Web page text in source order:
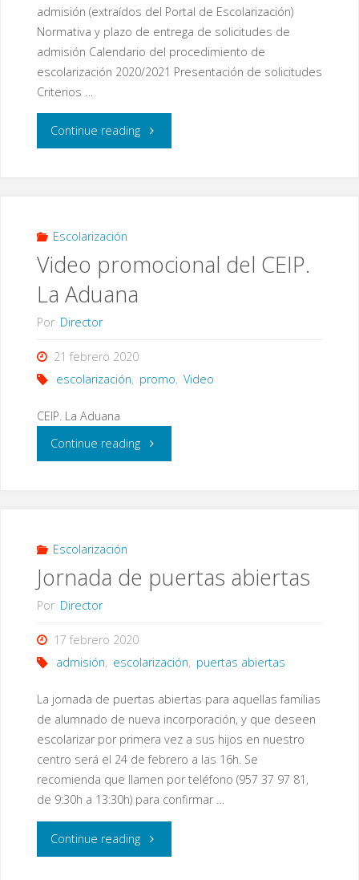
admisión (extraídos del Portal de Escolarización)
Normativa y plazo de entrega de solicitudes de
admisión Calendario del procedimiento de
escolarización 2020/2021 Presentación de solicitudes
Criterios …
Continue reading"Recopilación
el
admisión"
Escolarización
Video promocional del CEIP.
La Aduana
Por Director
21 febrero 2020
escolarización, promo, Video
CEIP. La Aduana
Continue reading"Video
La
Escolarización
Jornada de puertas abiertas
Por Director
17 febrero 2020
admisión, escolarización, puertas abiertas
La jornada de puertas abiertas para aquellas familias
de alumnado de nueva incorporación, y que deseen
escolarizar por primera vez a sus hijos en nuestro
centro será el 24 de febrero a las 16h. Se
recomienda que llamen por teléfono (957 37 97 81,
de 9:30h a 13:30h) para confirmar …
Continue reading"Jornada